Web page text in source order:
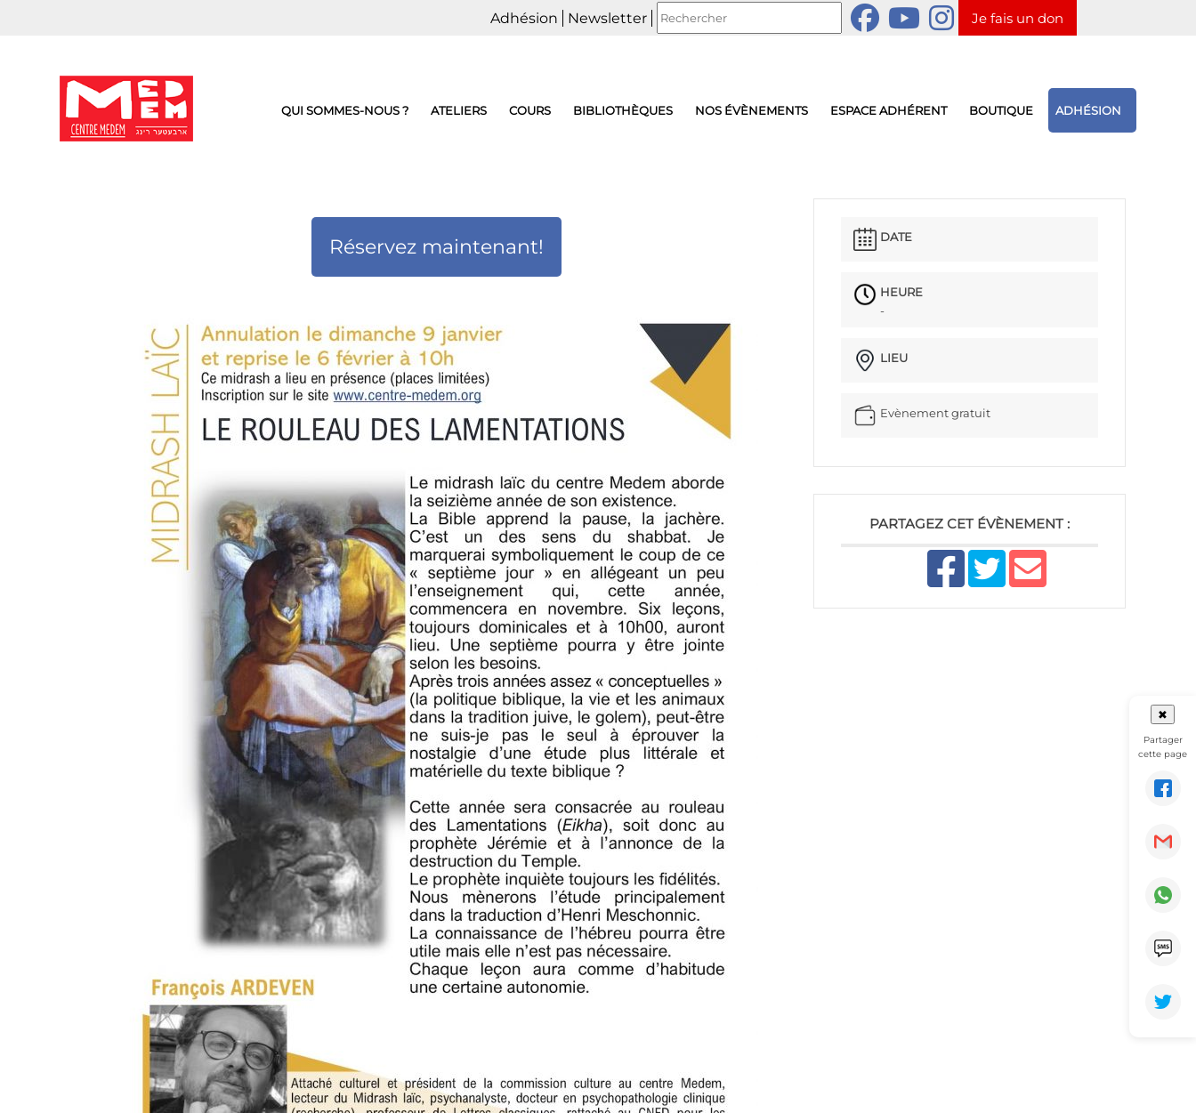
Adhésion Newsletter Je fais un don
QUI SOMMES-NOUS ? ATELIERS COURS BIBLIOTHÈQUES NOS ÉVÈNEMENTS ESPACE ADHÉRENT BOUTIQUE ADHÉSION
Réservez maintenant! DATE
HEURE
-
LIEU
Evènement gratuit
PARTAGEZ CET ÉVÈNEMENT :
✖
Partager
cette page